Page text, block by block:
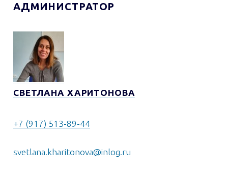
АДМИНИСТРАТОР
СВЕТЛАНА ХАРИТОНОВА
+7 (917) 513-89-44
svetlana.kharitonova@inlog.ru